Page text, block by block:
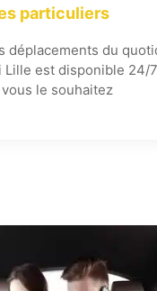
particuliers
déplacements du
Lille est disponible 24/
le souhaitez